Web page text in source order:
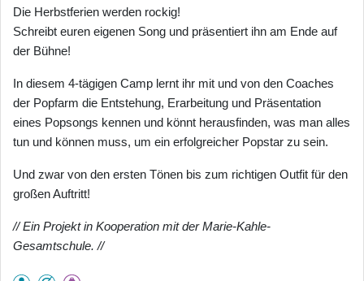
Die Herbstferien werden rockig!
Schreibt euren eigenen Song und präsentiert ihn am Ende auf
der Bühne!
In diesem 4-tägigen Camp lernt ihr mit und von den Coaches
der Popfarm die Entstehung, Erarbeitung und Präsentation
eines Popsongs kennen und könnt herausfinden, was man alles
tun und können muss, um ein erfolgreicher Popstar zu sein.
Und zwar von den ersten Tönen bis zum richtigen Outfit für den
großen Auftritt!
// Ein Projekt in Kooperation mit der Marie-Kahle-
Gesamtschule. //